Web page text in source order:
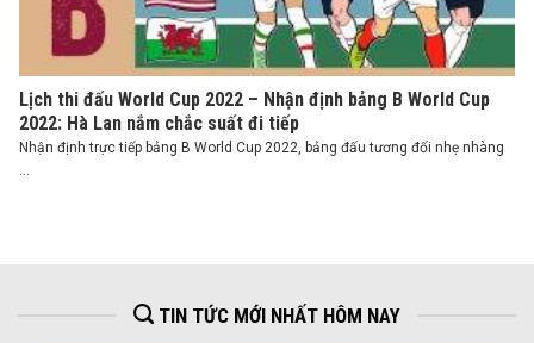
Lịch thi đấu World Cup 2022 – Nhận định bảng B World Cup
2022: Hà Lan nắm chắc suất đi tiếp
Nhận định trực tiếp bảng B World Cup 2022, bảng đấu tương đối nhẹ nhàng
...
TIN TỨC MỚI NHẤT HÔM NAY